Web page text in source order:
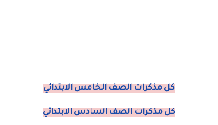
كل مذكرات الصف الخامس الابتدائي
كل مذكرات الصف السادس الابتدائي